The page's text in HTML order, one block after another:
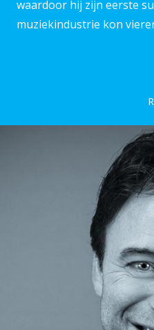
waardoor hij zijn eerste
muziekindustrie kon